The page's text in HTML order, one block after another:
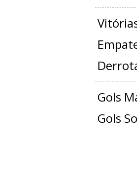
Gols
Gols